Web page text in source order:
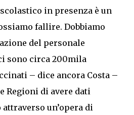
in presenza è un
fallire. Dobbiamo
del personale
sono circa 200mila
– dice ancora Costa –
Regioni di avere dati
un’opera di